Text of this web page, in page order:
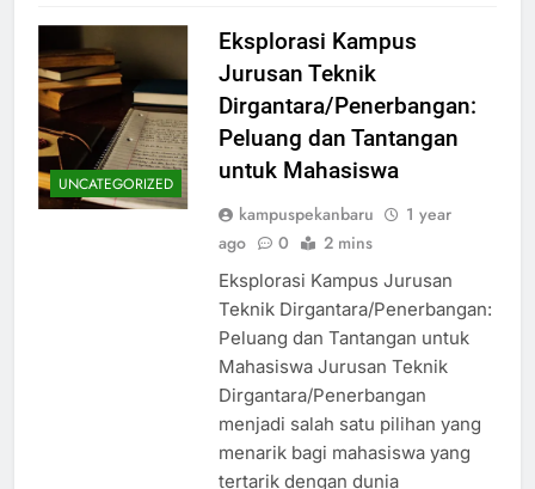
UNCATEGORIZED
Eksplorasi Kampus
Jurusan Teknik
Dirgantara/Penerbangan:
Peluang dan Tantangan
untuk Mahasiswa
kampuspekanbaru
1 year
ago
0 2 mins
Eksplorasi Kampus Jurusan
Teknik Dirgantara/Penerbangan:
Peluang dan Tantangan untuk
Mahasiswa Jurusan Teknik
Dirgantara/Penerbangan
menjadi salah satu pilihan yang
menarik bagi mahasiswa yang
tertarik dengan dunia